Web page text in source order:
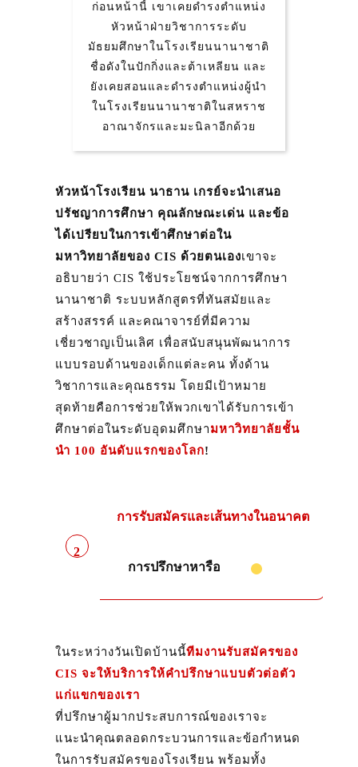
ก่อนหน้านี้ เขาเคยดำรงตำแหน่ง
หัวหน้าฝ่ายวิชาการระดับ
มัธยมศึกษาในโรงเรียนนานาชาติ
ชื่อดังในปักกิ่งและต้าเหลียน และ
ยังเคยสอนและดำรงตำแหน่งผู้นำ
ในโรงเรียนนานาชาติในสหราช
อาณาจักรและมะนิลาอีกด้วย
หัวหน้าโรงเรียน นาธาน เกรย์จะนำเสนอ
ปรัชญาการศึกษา คุณลักษณะเด่น และข้อ
ได้เปรียบในการเข้าศึกษาต่อใน
มหาวิทยาลัยของ CIS ด้วยตนเองเขาจะ
อธิบายว่า CIS ใช้ประโยชน์จากการศึกษา
นานาชาติ ระบบหลักสูตรที่ทันสมัยและ
สร้างสรรค์ และคณาจารย์ที่มีความ
เชี่ยวชาญเป็นเลิศ เพื่อสนับสนุนพัฒนาการ
แบบรอบด้านของเด็กแต่ละคน ทั้งด้าน
วิชาการและคุณธรรม โดยมีเป้าหมาย
สุดท้ายคือการช่วยให้พวกเขาได้รับการเข้า
ศึกษาต่อในระดับอุดมศึกษามหาวิทยาลัยชั้น
นำ 100 อันดับแรกของโลก!
2
การรับสมัครและเส้นทางในอนาคต
การปรึกษาหารือ
ในระหว่างวันเปิดบ้านนี้ทีมงานรับสมัครของ
CIS จะให้บริการให้คำปรึกษาแบบตัวต่อตัว
แก่แขกของเรา
ที่ปรึกษาผู้มากประสบการณ์ของเราจะ
แนะนำคุณตลอดกระบวนการและข้อกำหนด
ในการรับสมัครของโรงเรียน พร้อมทั้ง